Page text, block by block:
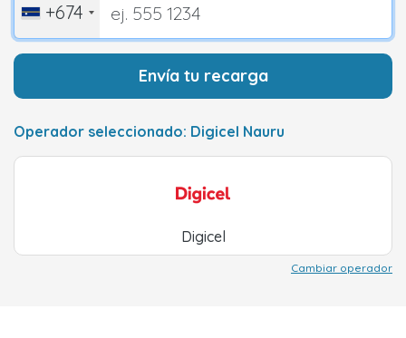
+674
Envía tu recarga
Operador seleccionado: Digicel Nauru
Digicel
Cambiar operador